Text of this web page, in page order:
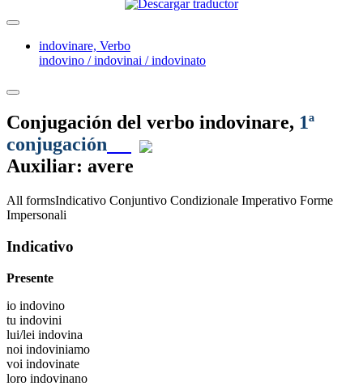
indovinare, Verbo
indovino / indovinai / indovinato
Conjugación del verbo indovinare, 1ª
conjugación
Auxiliar: avere
All formsIndicativo Conjuntivo Condizionale Imperativo Forme
Impersonali
Indicativo
Presente
io indovino
tu indovini
lui/lei indovina
noi indoviniamo
voi indovinate
loro indovinano